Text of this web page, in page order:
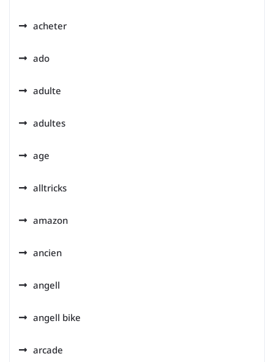
acheter
ado
adulte
adultes
age
alltricks
amazon
ancien
angell
angell bike
arcade